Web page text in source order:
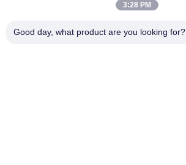
Prezzo Macchina Prova Vibrazioni
3:28 PM
Good day, what product are you looking for?